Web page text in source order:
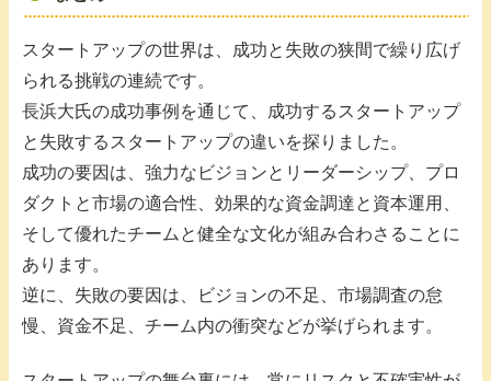
スタートアップの世界は、成功と失敗の狭間で繰り広げ
られる挑戦の連続です。
長浜大氏の成功事例を通じて、成功するスタートアップ
と失敗するスタートアップの違いを探りました。
成功の要因は、強力なビジョンとリーダーシップ、プロ
ダクトと市場の適合性、効果的な資金調達と資本運用、
そして優れたチームと健全な文化が組み合わさることに
あります。
逆に、失敗の要因は、ビジョンの不足、市場調査の怠
慢、資金不足、チーム内の衝突などが挙げられます。